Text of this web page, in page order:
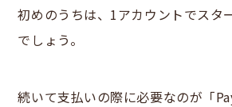
初めのうちは、1アカウントでスタ
でしょう。
続いて支払いの際に必要なのが「